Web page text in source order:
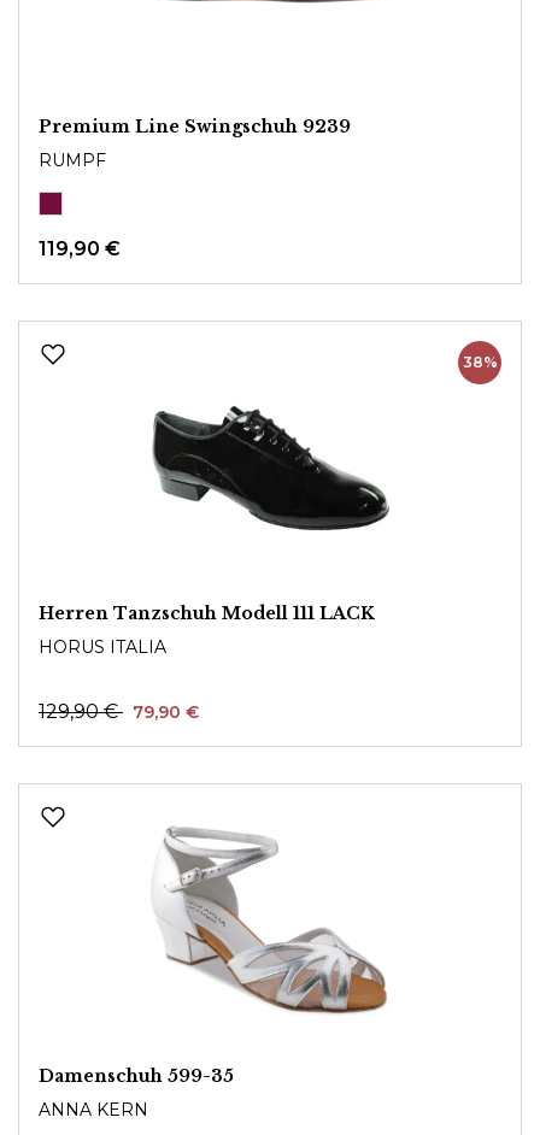
Premium Line Swingschuh 9239
RUMPF
119,90 €
38%
Herren Tanzschuh Modell 111 LACK
HORUS ITALIA
129,90 € 79,90 €
Damenschuh 599-35
ANNA KERN